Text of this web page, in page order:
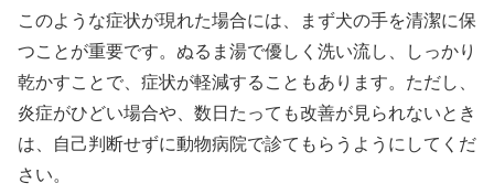
このような症状が現れた場合には、まず犬の手を清潔に保
つことが重要です。ぬるま湯で優しく洗い流し、しっかり
乾かすことで、症状が軽減することもあります。ただし、
炎症がひどい場合や、数日たっても改善が見られないとき
は、自己判断せずに動物病院で診てもらうようにしてくだ
さい。